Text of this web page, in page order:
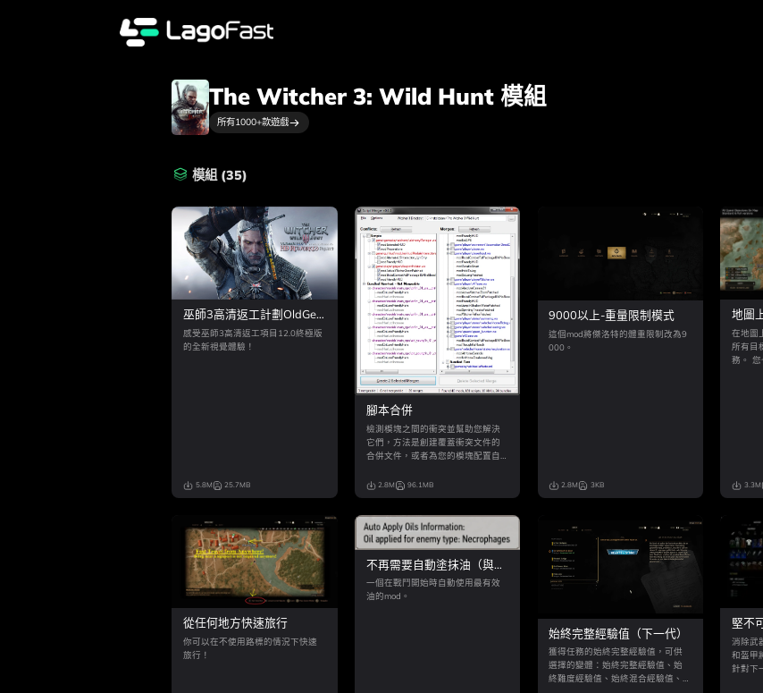
The Witcher 3: Wild Hunt 模組
所有1000+款遊戲
模組(35)
巫師3高清返工計劃OldGen
版
感受巫師3高清返工項目12.0終極版
的全新視覺體驗！
5.8M 25.7MB
腳本合併
檢測模塊之間的衝突並幫助您解決
它們，方法是創建覆蓋衝突文件的
合併文件，或者為您的模塊配置自
因為它們不會改變原始的
2.8M 96.1MB
9000以上-重量限制模式
這個mod將傑洛特的體重限制改為9
000。
2.8M 3KB
地圖
在地圖
所有目
務。 您
3.3M
從任何地方快速旅行
你可以在不使用路標的情況下快速
旅行！
不再需要自動塗抹油（與下
一代兼容）
一個在戰鬥開始時自動使用最有效
油的mod。
始終完整經驗值（下一代）
獲得任務的始終完整經驗值，可供
選擇的變體：始終完整經驗值、始
終難度經驗值、始終混合經驗值、
堅不
器退
消除武
和盔甲
針對下